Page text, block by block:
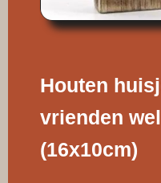
Houten
vrienden
(16x10cm)